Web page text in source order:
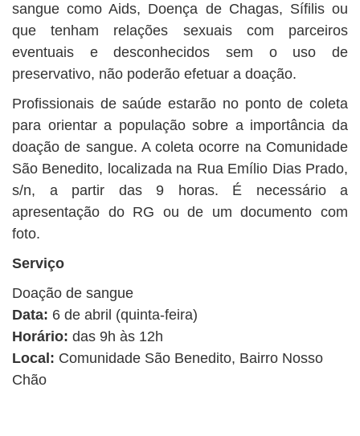
sangue como Aids, Doença de Chagas, Sífilis ou
que tenham relações sexuais com parceiros
eventuais e desconhecidos sem o uso de
preservativo, não poderão efetuar a doação.
Profissionais de saúde estarão no ponto de coleta
para orientar a população sobre a importância da
doação de sangue. A coleta ocorre na Comunidade
São Benedito, localizada na Rua Emílio Dias Prado,
s/n, a partir das 9 horas. É necessário a
apresentação do RG ou de um documento com
foto.
Serviço
Doação de sangue
Data: 6 de abril (quinta-feira)
Horário: das 9h às 12h
Local: Comunidade São Benedito, Bairro Nosso
Chão